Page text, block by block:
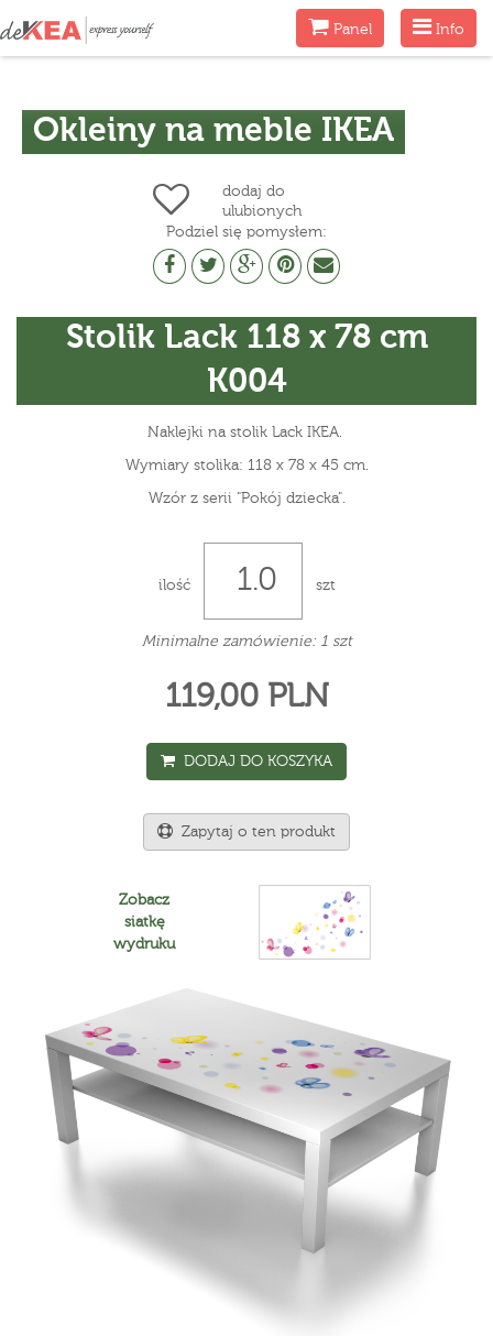
Menu
Info
MenuPanel
Okleiny na meble IKEA
dodaj do
ulubionych
Podziel się pomysłem:
Stolik Lack 118 x 78 cm
K004
Naklejki na stolik Lack IKEA.
Wymiary stolika: 118 x 78 x 45 cm.
Wzór z serii "Pokój dziecka".
ilość szt
Minimalne zamówienie: 1 szt
119,00 PLN
DODAJ DO KOSZYKA
Zapytaj o ten produkt
Zobacz
siatkę
wydruku